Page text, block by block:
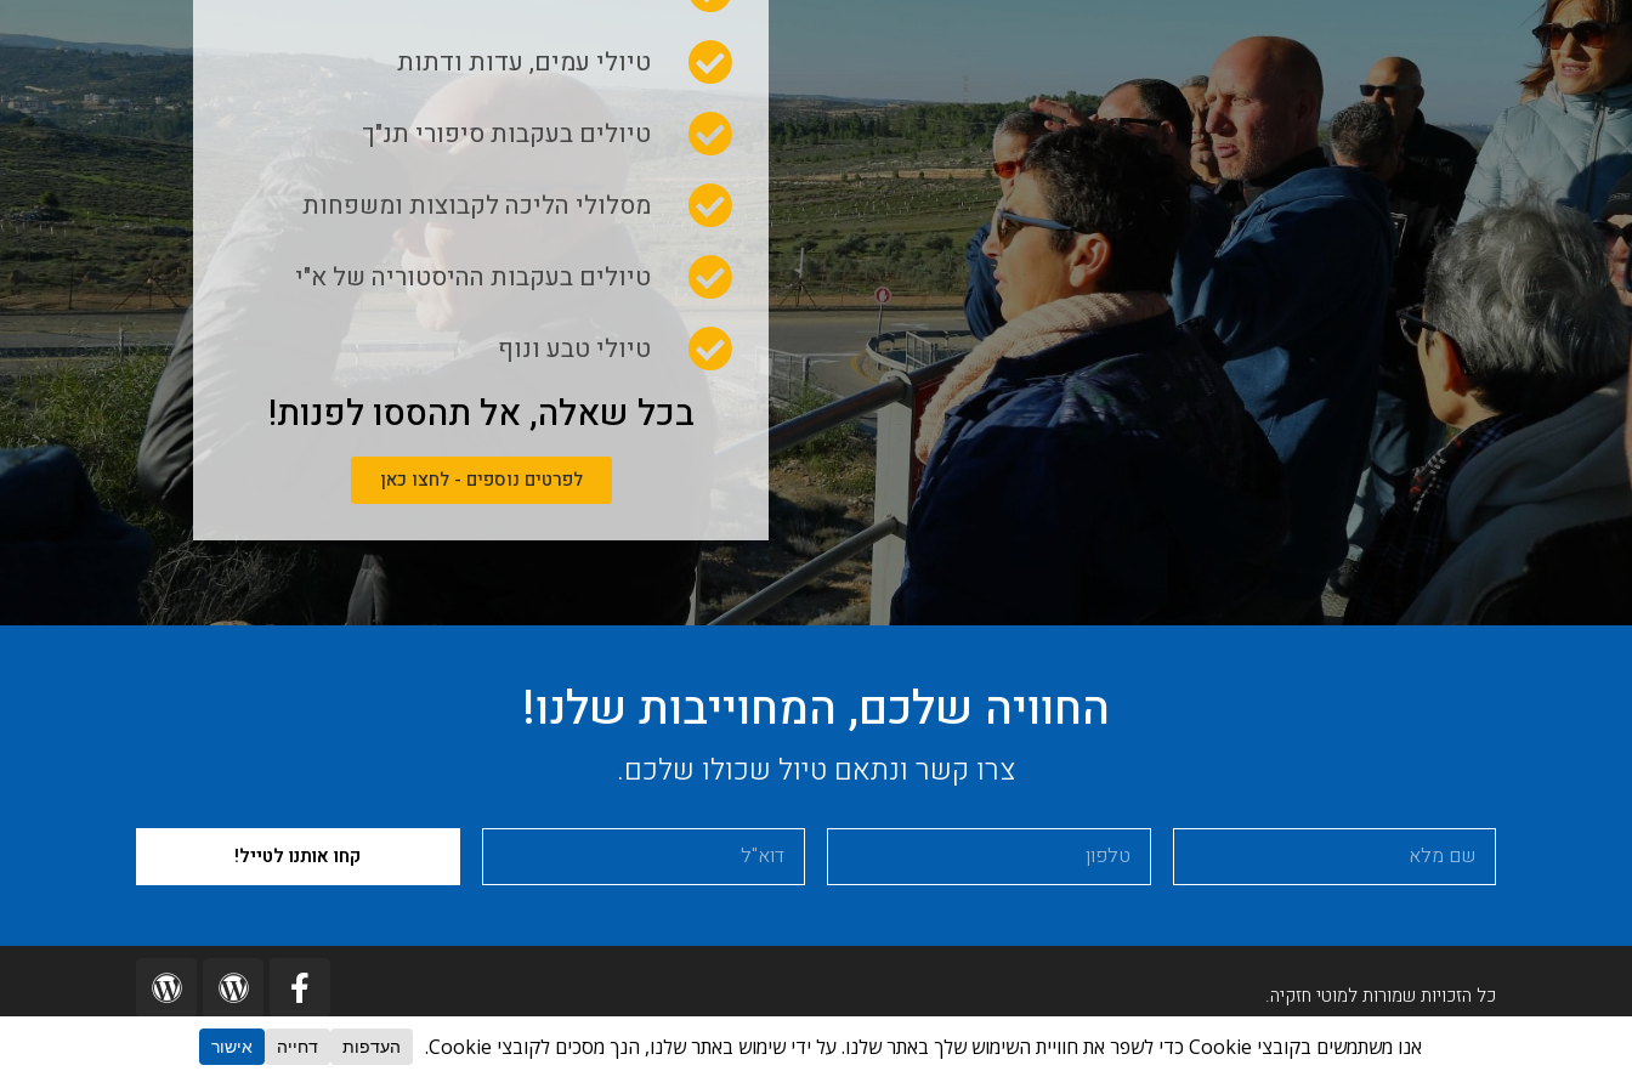
טיולי עמים, עדות ודתות
טיולים בעקבות סיפורי תנ"ך
מסלולי הליכה לקבוצות ומשפחות
טיולים בעקבות ההיסטוריה של א"י
טיולי טבע ונוף
בכל שאלה, אל תהססו לפנות!
לפרטים נוספים - לחצו כאן
החוויה שלכם, המחוייבות שלנו!
צרו קשר ונתאם טיול שכולו שלכם.
קחו אותנו לטייל!
כל הזכויות שמורות למוטי חזקיה.